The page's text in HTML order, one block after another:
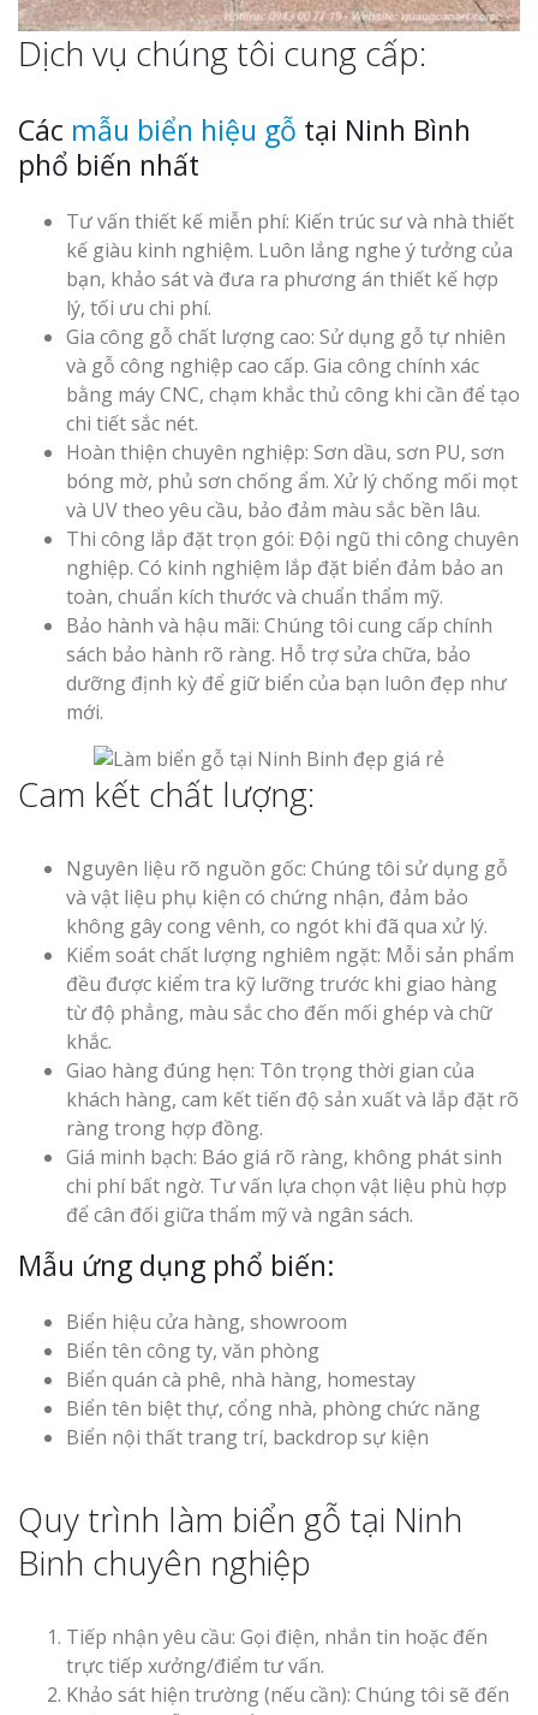
Dịch vụ chúng tôi cung cấp:
Các mẫu biển hiệu gỗ tại Ninh Bình
phổ biến nhất
Tư vấn thiết kế miễn phí: Kiến trúc sư và nhà thiết
kế giàu kinh nghiệm. Luôn lắng nghe ý tưởng của
bạn, khảo sát và đưa ra phương án thiết kế hợp
lý, tối ưu chi phí.
Gia công gỗ chất lượng cao: Sử dụng gỗ tự nhiên
và gỗ công nghiệp cao cấp. Gia công chính xác
bằng máy CNC, chạm khắc thủ công khi cần để tạo
chi tiết sắc nét.
Hoàn thiện chuyên nghiệp: Sơn dầu, sơn PU, sơn
bóng mờ, phủ sơn chống ẩm. Xử lý chống mối mọt
và UV theo yêu cầu, bảo đảm màu sắc bền lâu.
Thi công lắp đặt trọn gói: Đội ngũ thi công chuyên
nghiệp. Có kinh nghiệm lắp đặt biển đảm bảo an
toàn, chuẩn kích thước và chuẩn thẩm mỹ.
Bảo hành và hậu mãi: Chúng tôi cung cấp chính
sách bảo hành rõ ràng. Hỗ trợ sửa chữa, bảo
dưỡng định kỳ để giữ biển của bạn luôn đẹp như
mới.
Cam kết chất lượng:
Nguyên liệu rõ nguồn gốc: Chúng tôi sử dụng gỗ
và vật liệu phụ kiện có chứng nhận, đảm bảo
không gây cong vênh, co ngót khi đã qua xử lý.
Kiểm soát chất lượng nghiêm ngặt: Mỗi sản phẩm
đều được kiểm tra kỹ lưỡng trước khi giao hàng
từ độ phẳng, màu sắc cho đến mối ghép và chữ
khắc.
Giao hàng đúng hẹn: Tôn trọng thời gian của
khách hàng, cam kết tiến độ sản xuất và lắp đặt rõ
ràng trong hợp đồng.
Giá minh bạch: Báo giá rõ ràng, không phát sinh
chi phí bất ngờ. Tư vấn lựa chọn vật liệu phù hợp
để cân đối giữa thẩm mỹ và ngân sách.
Mẫu ứng dụng phổ biến:
Biển hiệu cửa hàng, showroom
Biển tên công ty, văn phòng
Biển quán cà phê, nhà hàng, homestay
Biển tên biệt thự, cổng nhà, phòng chức năng
Biển nội thất trang trí, backdrop sự kiện
Quy trình làm biển gỗ tại Ninh
Binh chuyên nghiệp
Tiếp nhận yêu cầu: Gọi điện, nhắn tin hoặc đến
trực tiếp xưởng/điểm tư vấn.
Khảo sát hiện trường (nếu cần): Chúng tôi sẽ đến
Biển Led
Thi Công
Làm Biển
Làm biển
tại Vinh Nghệ An
Làm Biển
Nam Đàn Uy Tín Giá
Làm Biển
Mỹ Phẩm Vinh Thu
Hàng
Top 10 Mẫu
Hiệu Shop
Làm Bảng
Thuốc Nghệ An
Làm Hộp
Mỏng Nghệ